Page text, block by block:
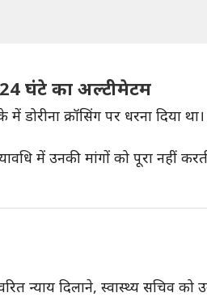
24 घंटे का अल्टीमेटम
में डोरीना क्रॉसिंग पर धरना
में उनकी मांगों को पूरा नहीं
न्याय दिलाने, स्वास्थ्य